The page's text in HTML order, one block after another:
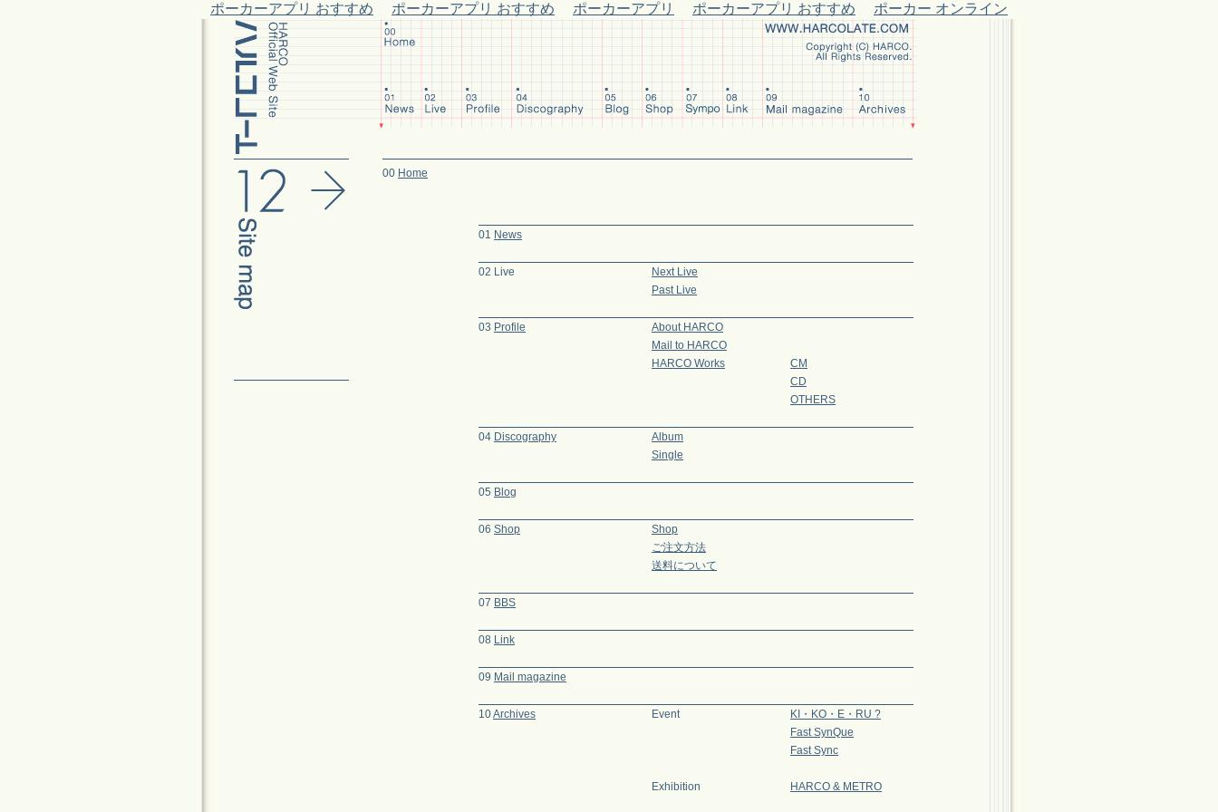
ポーカーアプリ おすすめ ポーカーアプリ おすすめ ポーカーアプリ ポーカーアプリ おすすめ ポーカー オンライン
00 Home
01 News
02 Live
Next Live
Past Live
03 Profile
About HARCO
Mail to HARCO
HARCO Works
CM
CD
OTHERS
04 Discography
Album
Single
05 Blog
06 Shop
Shop
ご注文方法
送料について
07 BBS
08 Link
09 Mail magazine
10Archives Event
Exhibition
KI・KO・E・RU ?
Fast SynQue
Fast Sync
HARCO & METRO